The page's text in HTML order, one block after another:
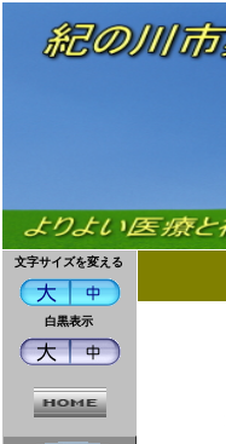
文字サイズを変える
白黒表示